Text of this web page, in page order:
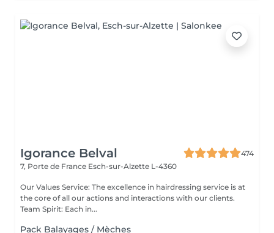
Igorance Belval
474
7, Porte de France Esch-sur-Alzette L-4360
Our Values Service: The excellence in hairdressing service is at
the core of all our actions and interactions with our clients.
Team Spirit: Each in...
Pack Balayages / Mèches